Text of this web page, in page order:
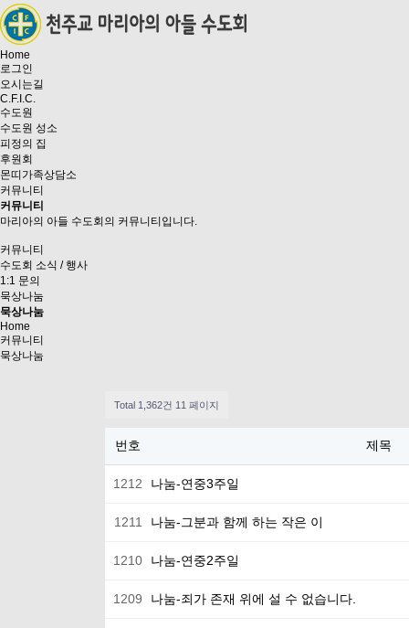
Home
로그인
오시는길
C.F.I.C.
수도원
수도원 성소
피정의 집
후원회
몬띠가족상담소
커뮤니티
커뮤니티
마리아의 아들 수도회의 커뮤니티입니다.
커뮤니티
수도회 소식 / 행사
1:1 문의
묵상나눔
묵상나눔
Home
커뮤니티
묵상나눔
Total 1,362건 11 페이지
번호 제목
1212 나눔-연중3주일
1211 나눔-그분과 함께 하는 작은 이
1210 나눔-연중2주일
1209 나눔-죄가 존재 위에 설 수 없습니다.